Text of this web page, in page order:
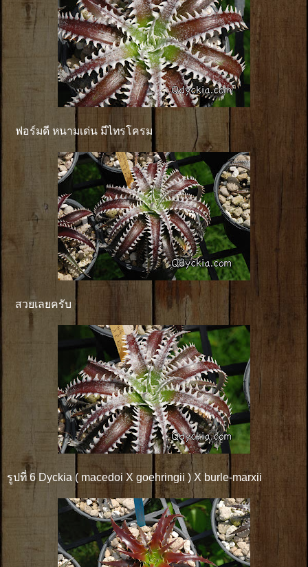
ฟอร์มดี หนามเด่น มีไทรโครม
สวยเลยครับ
รูปที่ 6 Dyckia ( macedoi X goehringii ) X burle-marxii